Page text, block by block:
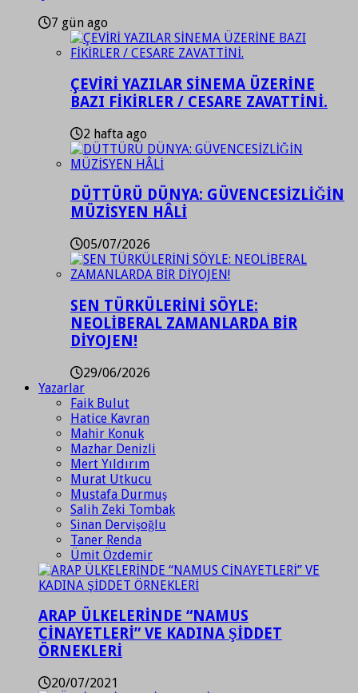
7 gün ago
ÇEVİRİ YAZILAR SİNEMA ÜZERİNE
BAZI FİKİRLER / CESARE ZAVATTİNİ.
2 hafta ago
DÜTTÜRÜ DÜNYA: GÜVENCESİZLİĞİN
MÜZİSYEN HÂLİ
05/07/2026
SEN TÜRKÜLERİNİ SÖYLE:
NEOLİBERAL ZAMANLARDA BİR
DİYOJEN!
29/06/2026
Yazarlar
Faik Bulut
Hatice Kavran
Mahir Konuk
Mazhar Denizli
Mert Yıldırım
Murat Utkucu
Mustafa Durmuş
Salih Zeki Tombak
Sinan Dervişoğlu
Taner Renda
Ümit Özdemir
ARAP ÜLKELERİNDE “NAMUS
CİNAYETLERİ” VE KADINA ŞİDDET
ÖRNEKLERİ
20/07/2021